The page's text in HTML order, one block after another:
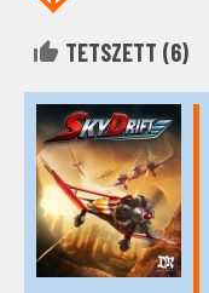
TETSZETT (6)